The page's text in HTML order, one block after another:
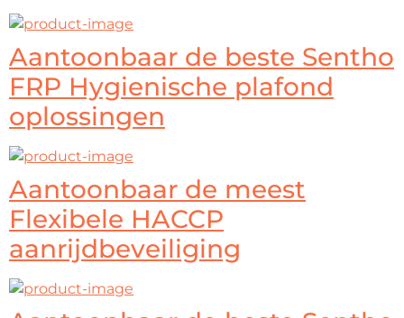
Aantoonbaar de beste Sentho
FRP Hygienische plafond
oplossingen
Aantoonbaar de meest
Flexibele HACCP
aanrijdbeveiliging